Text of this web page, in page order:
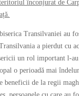
înconjurat de
Transilvaniei au
a pierdut cu
un rol important l-
o perioadă mai
beneficii de la regii